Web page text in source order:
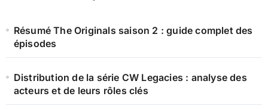
Résumé The Originals saison 2 : guide complet des
épisodes
Distribution de la série CW Legacies : analyse des
acteurs et de leurs rôles clés